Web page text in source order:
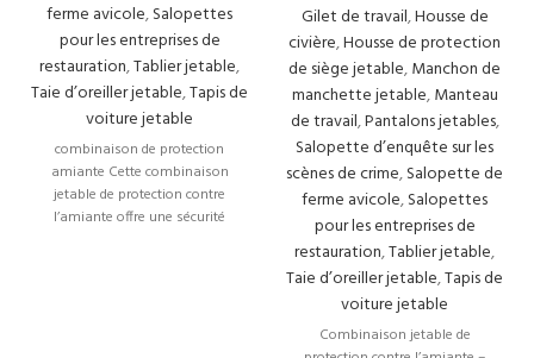
Istanbul, vous pouvez toujours bénéficier de services devente en
gros de couvre-chaussures
avec les productions de qualité fournies
à Istanbul. Nous sommes une entreprise qui a toujours été connue
pour fournir des services dans ce domaine depuis longtemps. Grâce à
notre expérience, vous pouvez toujours contacter notre entreprise
pour obtenir le service le plus sûr en matière de couvre-chaussures.
Avec la succursale d’Ankara couvrant les chaussures en gros, vous
pouvez facilement obtenir vos
couvre-chaussurespour les achats
en gros à Ankara. Avec de nombreuses options de couvre-chaussures,
vous pouvez acheter en gros en choisissant tous les couvre-
chaussures en fonction de vos besoins. Puisque nous offrons un service
de qualité dans ce domaine, vous pouvez toujours faire un achat car
nous avons également un service de vente en gros. Il est possible de
ferme avicole,Salopettes
pour les entreprises de
restauration,Tablier jetable,
Taie d’oreiller jetable,Tapis de
voiture jetable
combinaison de protection
amiante Cette combinaison
jetable de protection contre
l’amiante offre une sécurité
Gilet de travail,Housse de
civière,Housse de protection
de siège jetable,Manchon de
manchette jetable,Manteau
de travail,Pantalons jetables,
Salopette d’enquête sur les
scènes de crime,Salopette de
ferme avicole,Salopettes
pour les entreprises de
restauration,Tablier jetable,
Taie d’oreiller jetable,Tapis de
voiture jetable
Combinaison jetable de